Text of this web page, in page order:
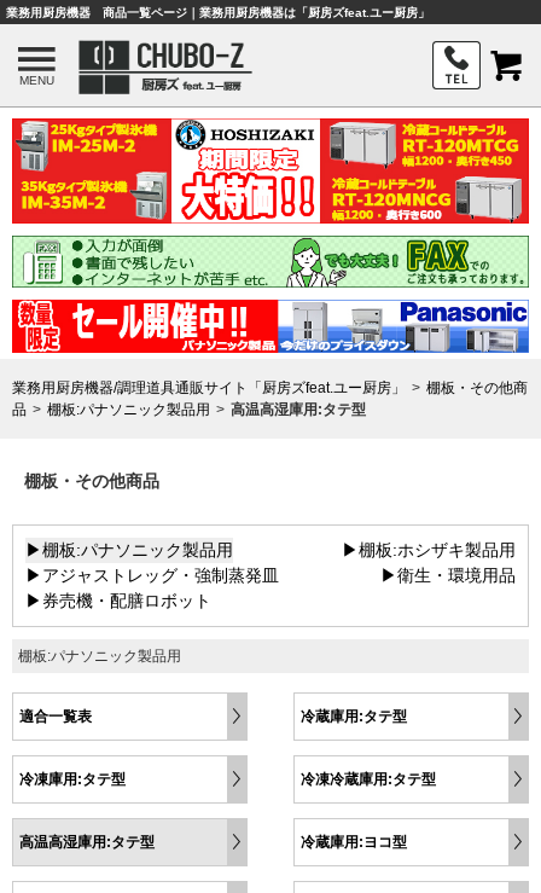
業務用厨房機器 商品一覧ページ｜業務用厨房機器は「厨房ズfeat.ユー厨房」
MENU
業務用厨房機器/調理道具通販サイト「厨房ズfeat.ユー厨房」
棚板・その他商
品
棚板:パナソニック製品用 高温高湿庫用:タテ型
棚板・その他商品
▶棚板:パナソニック製品用
▶棚板:ホシザキ製品用
▶アジャストレッグ・強制蒸発皿
▶衛生・環境用品
▶券売機・配膳ロボット
棚板:パナソニック製品用
適合一覧表 冷蔵庫用:タテ型
冷凍庫用:タテ型 冷凍冷蔵庫用:タテ型
高温高湿庫用:タテ型 冷蔵庫用:ヨコ型